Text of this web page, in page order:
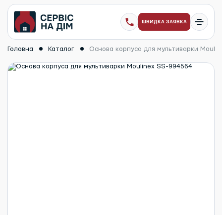
ШВИДКА ЗАЯВКА
Головна Каталог Основа корпуса для мультиварки